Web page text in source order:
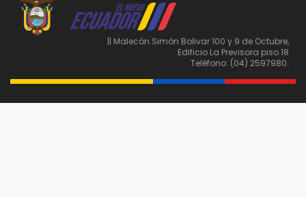
|| Malecón Simón Bolivar 100 y 9 de Octubre,
Edificio La Previsora piso 18
Teléfono: (04) 2597980.